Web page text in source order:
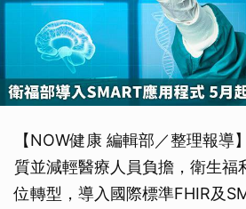
【NOW健康 編輯部／整理報導
質並減輕醫療人員負擔，衛生福
位轉型，導入國際標準FHIR及